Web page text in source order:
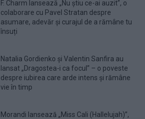
F. Charm lansează „Nu știu ce-ai auzit”, o
colaborare cu Pavel Stratan despre
asumare, adevăr și curajul de a rămâne tu
însuți
Natalia Gordienko și Valentin Sanfira au
lansat „Dragostea-i ca focul” – o poveste
despre iubirea care arde intens și rămâne
vie în timp
Morandi lansează „Miss Cali (Hallelujah)”,